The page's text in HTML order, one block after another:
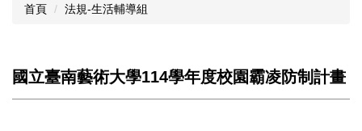
首頁 法規-生活輔導組
國立臺南藝術大學114學年度校園霸凌防制計畫